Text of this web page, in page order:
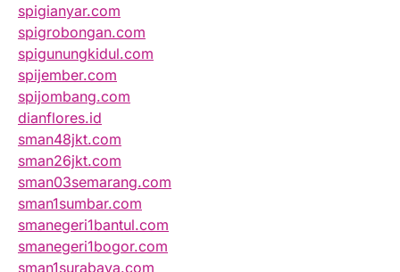
spigianyar.com
spigrobongan.com
spigunungkidul.com
spijember.com
spijombang.com
dianflores.id
sman48jkt.com
sman26jkt.com
sman03semarang.com
sman1sumbar.com
smanegeri1bantul.com
smanegeri1bogor.com
sman1surabaya.com